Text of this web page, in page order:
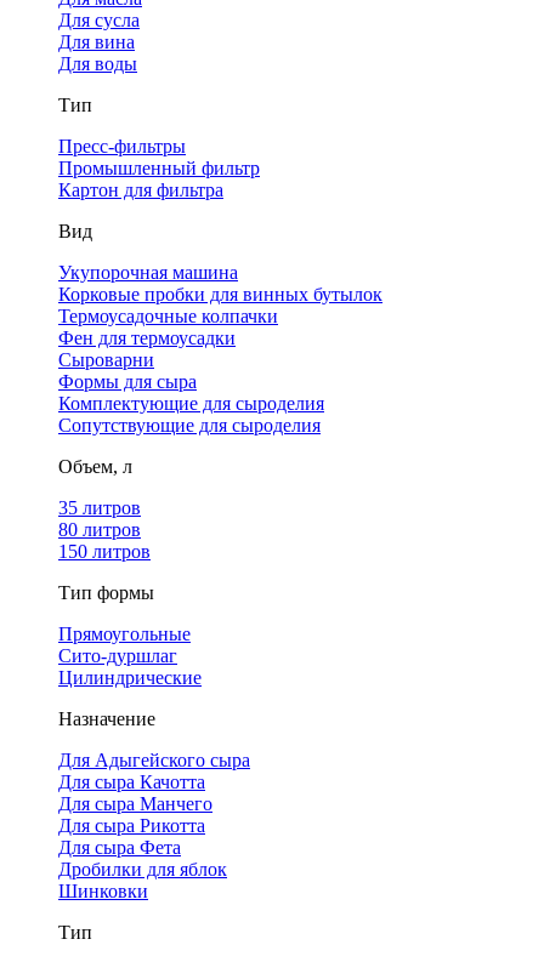
Для сусла
Для вина
Для воды
Тип
Пресс-фильтры
Промышленный фильтр
Картон для фильтра
Вид
Укупорочная машина
Корковые пробки для винных бутылок
Термоусадочные колпачки
Фен для термоусадки
Сыроварни
Формы для сыра
Комплектующие для сыроделия
Сопутствующие для сыроделия
Объем, л
35 литров
80 литров
150 литров
Тип формы
Прямоугольные
Сито-дуршлаг
Цилиндрические
Назначение
Для Адыгейского сыра
Для сыра Качотта
Для сыра Манчего
Для сыра Рикотта
Для сыра Фета
Дробилки для яблок
Шинковки
Тип